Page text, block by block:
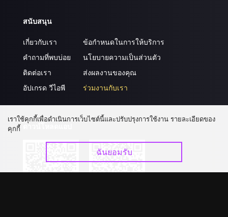
สนับสนุน
เกี่ยวกับเรา
คำถามที่พบบ่อย
ติดต่อเรา
อัปเกรด วีไอพี
ข้อกำหนดในการให้บริการ
นโยบายความเป็นส่วนตัว
ส่งผลงานของคุณ
ร่วมงานกับเรา
ดาวน์โหลดแอป
เราใช้คุกกี้เพื่อดำเนินการเว็บไซต์นี้และปรับปรุงการใช้งาน รายละเอียดของ
คุกกี้
ฉันยอมรับ